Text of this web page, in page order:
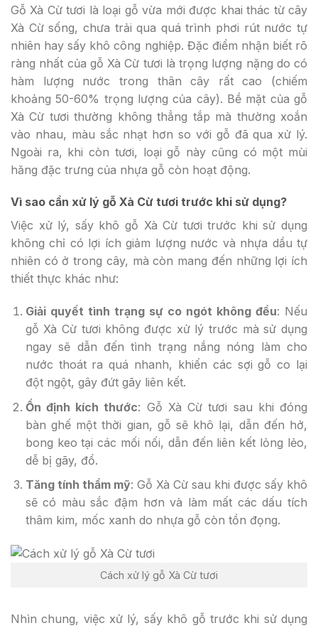
Gỗ Xà Cừ tươi là loại gỗ vừa mới được khai thác từ cây
Xà Cừ sống, chưa trải qua quá trình phơi rút nước tự
nhiên hay sấy khô công nghiệp. Đặc điểm nhận biết rõ
ràng nhất của gỗ Xà Cừ tươi là trọng lượng nặng do có
hàm lượng nước trong thân cây rất cao (chiếm
khoảng 50-60% trọng lượng của cây). Bề mặt của gỗ
Xà Cừ tươi thường không thẳng tắp mà thường xoắn
vào nhau, màu sắc nhạt hơn so với gỗ đã qua xử lý.
Ngoài ra, khi còn tươi, loại gỗ này cũng có một mùi
hăng đặc trưng của nhựa gỗ còn hoạt động.
Vì sao cần xử lý gỗ Xà Cừ tươi trước khi sử dụng?
Việc xử lý, sấy khô gỗ Xà Cừ tươi trước khi sử dụng
không chỉ có lợi ích giảm lượng nước và nhựa dầu tự
nhiên có ở trong cây, mà còn mang đến những lợi ích
thiết thực khác như:
Giải quyết tình trạng sự co ngót không đều: Nếu
gỗ Xà Cừ tươi không được xử lý trước mà sử dụng
ngay sẽ dẫn đến tình trạng nắng nóng làm cho
nước thoát ra quá nhanh, khiến các sợi gỗ co lại
đột ngột, gây đứt gãy liên kết.
Ổn định kích thước: Gỗ Xà Cừ tươi sau khi đóng
bàn ghế một thời gian, gỗ sẽ khô lại, dẫn đến hở,
bong keo tại các mối nối, dẫn đến liên kết lỏng lẻo,
dễ bị gãy, đổ.
Tăng tính thẩm mỹ: Gỗ Xà Cừ sau khi được sấy khô
sẽ có màu sắc đậm hơn và làm mất các dấu tích
thâm kim, mốc xanh do nhựa gỗ còn tồn đọng.
Cách xử lý gỗ Xà Cừ tươi
Nhìn chung, việc xử lý, sấy khô gỗ trước khi sử dụng